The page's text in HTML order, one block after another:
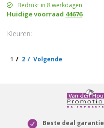
Bedrukt in 8 werkdagen
Huidige voorraad 44676
1 2 Volgende
Beste deal garantie